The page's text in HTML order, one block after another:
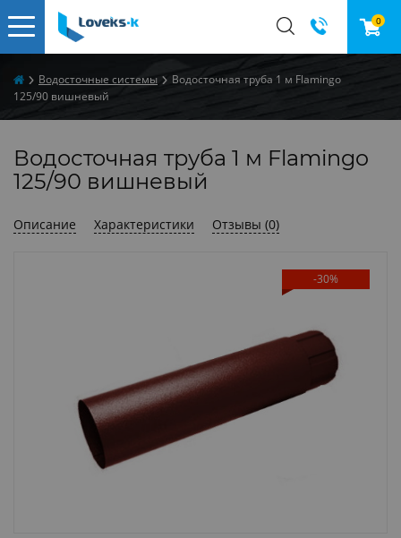
0
Водосточные системы
Водосточная труба 1 м Flamingo
125/90 вишневый
Водосточная труба 1 м Flamingo
125/90 вишневый
Описание Характеристики Отзывы (0)
-30%